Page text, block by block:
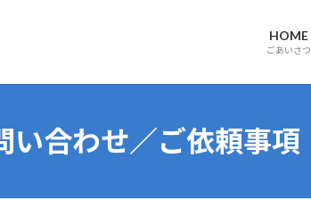
HOME
ごあいさつ
い合わせ／ご依頼事項